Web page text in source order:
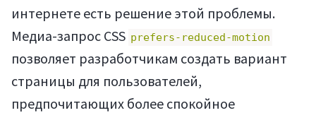
интернете есть решение этой проблемы.
Медиа-запрос CSS prefers-reduced-motion
позволяет разработчикам создать вариант
страницы для пользователей,
предпочитающих более спокойное